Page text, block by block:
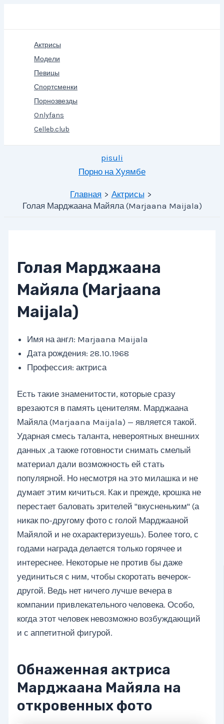
Актрисы
Модели
Певицы
Спортсменки
Порнозвезды
Onlyfans
Celleb.club
pisuli
Порно на Хуямбе
Главная
Актрисы
Голая Марджаана Майяла (Marjaana Maijala)
Голая Марджаана
Майяла (Marjaana
Maijala)
Имя на англ: Marjaana Maijala
Дата рождения: 28.10.1968
Профессия: актриса
Есть такие знаменитости, которые сразу
врезаются в память ценителям. Марджаана
Майяла (Marjaana Maijala) — является такой.
Ударная смесь таланта, невероятных внешних
данных ,а также готовности снимать смелый
материал дали возможность ей стать
популярной. Но несмотря на это милашка и не
думает этим кичиться. Как и прежде, крошка не
перестает баловать зрителей "вкусненьким" (а
никак по-другому фото с голой Марджааной
Майялой и не охарактеризуешь). Более того, с
годами награда делается только горячее и
интереснее. Некоторые не против бы даже
уединиться с ним, чтобы скоротать вечерок-
другой. Ведь нет ничего лучше вечера в
компании привлекательного человека. Особо,
когда этот человек невозможно возбуждающий
и с аппетитной фигурой.
Обнаженная актриса
Марджаана Майяла на
откровенных фото